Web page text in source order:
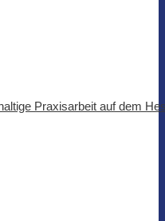
Praxisarbeit auf dem